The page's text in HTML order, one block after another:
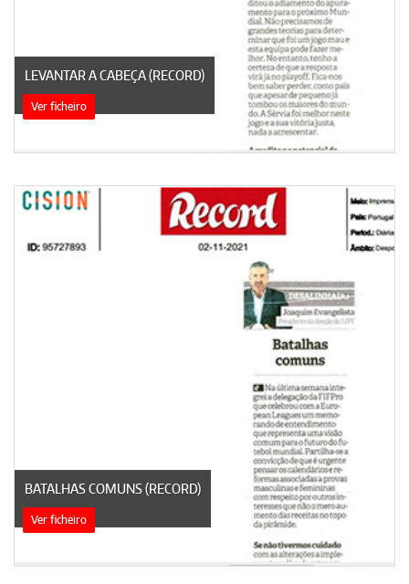
LEVANTAR A CABEÇA (RECORD)
Ver ficheiro
BATALHAS COMUNS (RECORD)
Ver ficheiro